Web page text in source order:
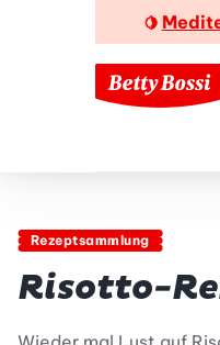
🍋
Rezeptsammlung
Risotto-